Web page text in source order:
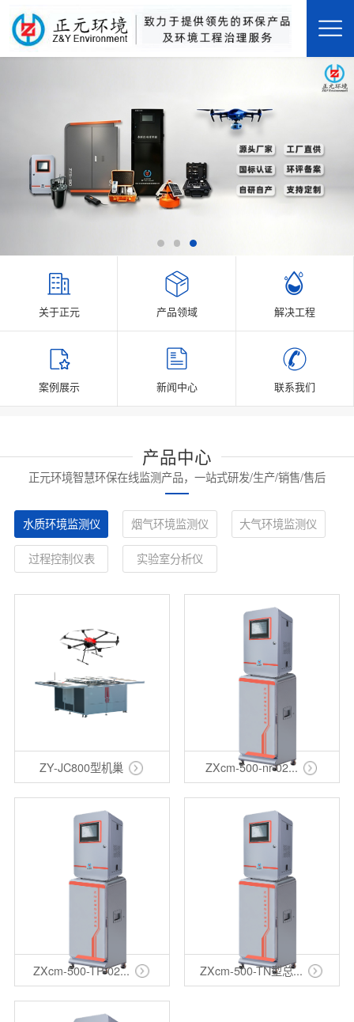
关于正元 产品领域 解决工程
案例展示 新闻中心 联系我们
产品中心
正元环境智慧环保在线监测产品，一站式研发/生产/销售/售后
水质环境监测仪 烟气环境监测仪 大气环境监测仪
过程控制仪表 实验室分析仪
ZY-JC800型机巢 ZXcm-500-nr-02...
ZXcm-500-TP-02... ZXcm-500-TN型总...